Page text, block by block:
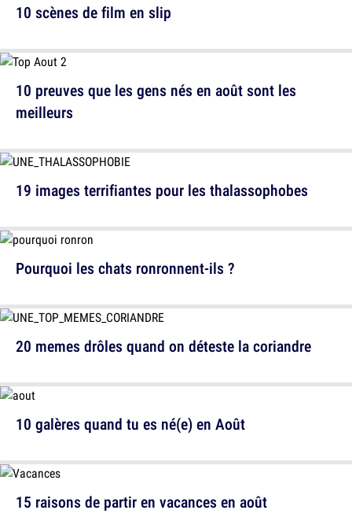
10 scènes de film en slip
19 images terrifiantes pour les thalassophobes
20 memes drôles quand on déteste la coriandre
15 raisons de partir en vacances en août
10 preuves que les gens nés en août sont les
meilleurs
Pourquoi les chats ronronnent-ils ?
10 galères quand tu es né(e) en Août